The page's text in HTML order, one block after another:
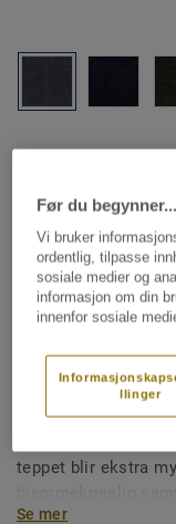
Teppefliser
Arcade -
DESSO Arcade er
teppet blir ekstra
Mønstereffekten i
Se mer
Før du begynner...
Vi bruker
ordentlig, tilpasse
sosiale medier og
informasjon om din
innenfor sosiale
llinger